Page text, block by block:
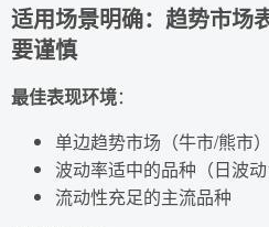
适用场景明确：趋势市场
要谨慎
最佳表现环境：
单边趋势市场（牛市/熊市）
波动率适中的品种（日波动
流动性充足的主流品种